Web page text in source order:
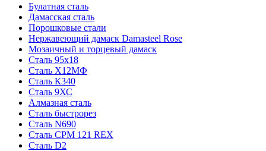
Булатная сталь
Дамасская сталь
Порошковые стали
Нержавеющий дамаск Damasteel Rose
Мозаичный и торцевый дамаск
Сталь 95х18
Сталь Х12МФ
Сталь К340
Сталь 9ХС
Алмазная сталь
Сталь быстрорез
Сталь N690
Сталь CPM 121 REX
Сталь D2